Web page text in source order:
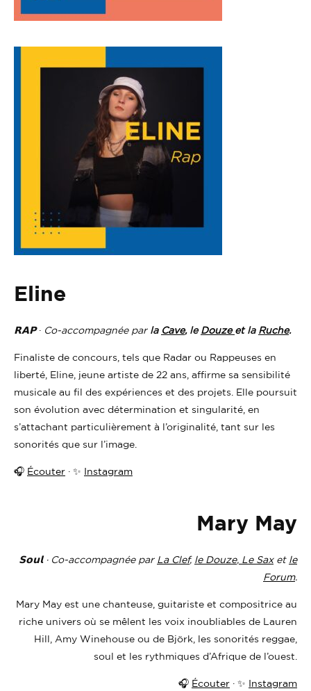
Eline
𝗥𝗔𝗣· Co-accompagnée parla Cave, le Douze et la Ruche.
Finaliste de concours, tels que Radar ou Rappeuses en
liberté, Eline, jeune artiste de 22 ans, affirme sa sensibilité
musicale au fil des expériences et des projets. Elle poursuit
son évolution avec détermination et singularité, en
s’attachant particulièrement à l’originalité, tant sur les
sonorités que sur l’image.
🎧 Écouter · ✨ Instagram
Mary May
𝗦𝗼𝘂𝗹 · Co-accompagnée par La Clef, le Douze, L e Saxet le
Forum.
Mary May est une chanteuse, guitariste et compositrice au
riche univers où se mêlent les voix inoubliables de Lauren
Hill, Amy Winehouse ou de Björk, les sonorités reggae,
soul et les rythmiques d’Afrique de l’ouest.
🎧 Écouter · ✨ Instagram